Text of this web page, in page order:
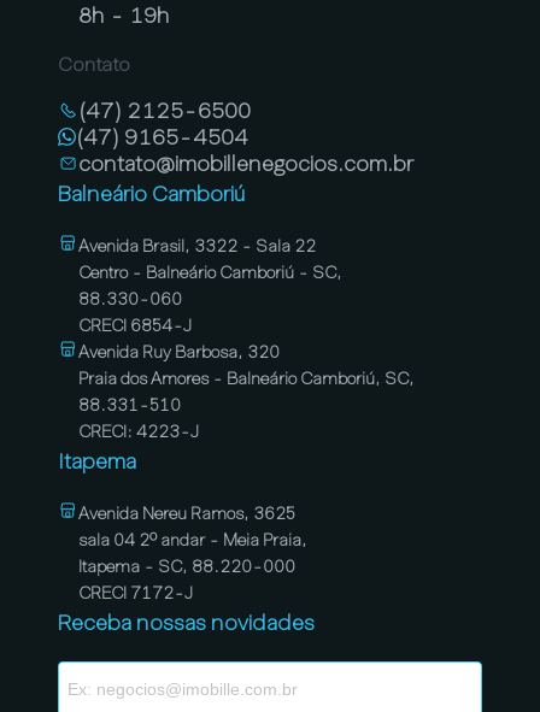
8h - 19h
Contato
(47) 2125-6500
(47) 9165-4504
contato@imobillenegocios.com.br
Balneário Camboriú
Avenida Brasil, 3322 - Sala 22
Centro - Balneário Camboriú - SC,
88.330-060
CRECI 6854-J
Avenida Ruy Barbosa, 320
Praia dos Amores - Balneário Camboriú, SC,
88.331-510
CRECI: 4223-J
Itapema
Avenida Nereu Ramos, 3625
sala 04 2º andar - Meia Praia,
Itapema - SC, 88.220-000
CRECI 7172-J
Receba nossas novidades